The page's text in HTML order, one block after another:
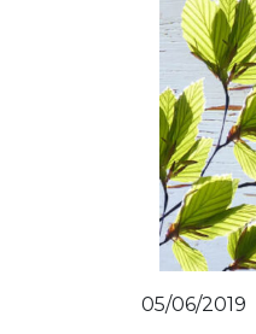
05/06/2019